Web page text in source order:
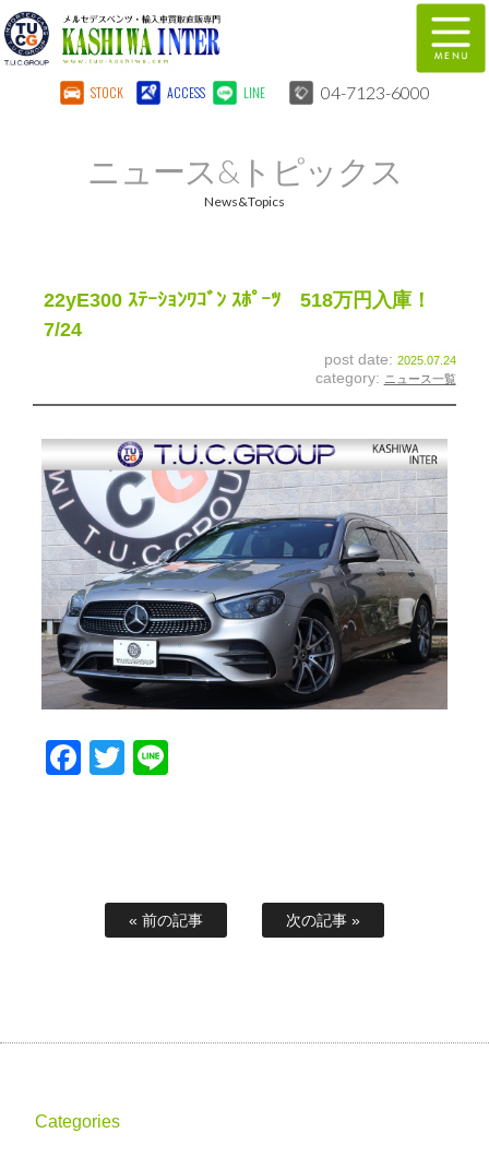
STOCK ACCESS LINE 04-7123-6000
全国納車 特別作業
スタッフ紹介
会社概要 個人情報保護方針
スタッフブログ 納車情報
ホーム T.U.C.GROUP
ニュース&トピックス
News&Topics
22yE300 ｽﾃｰｼｮﾝﾜｺﾞﾝ ｽﾎﾟｰﾂ 518万円入庫！
7/24
post date: 2025.07.24
category: ニュース一覧
Facebook
Twitter
« 前の記事 次の記事 »
Categories